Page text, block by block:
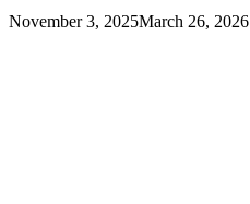
November 3, 2025March 26, 2026